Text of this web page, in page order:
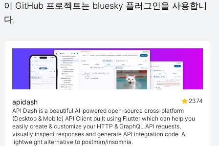
이 GitHub 프로젝트는 bluesky 플러그인을 사용합니
다.
apidash
2374
API Dash is a beautiful AI-powered open-source cross-platform
(Desktop & Mobile) API Client built using Flutter which can help you
easily create & customize your HTTP & GraphQL API requests,
visually inspect responses and generate API integration code. A
lightweight alternative to postman/insomnia.